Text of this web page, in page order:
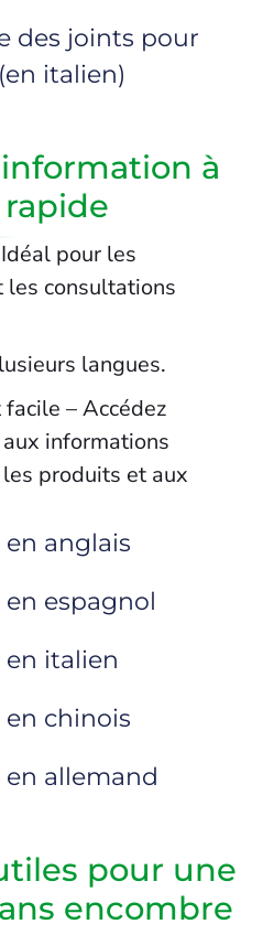
des joints pour
italien)
à
pour les
consultations
langues.
– Accédez
informations
produits et aux
anglais
espagnol
italien
chinois
allemand
pour une
encombre